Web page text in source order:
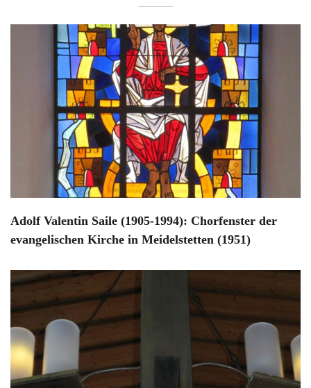
Adolf Valentin Saile (1905-1994): Chorfenster der
evangelischen Kirche in Meidelstetten (1951)